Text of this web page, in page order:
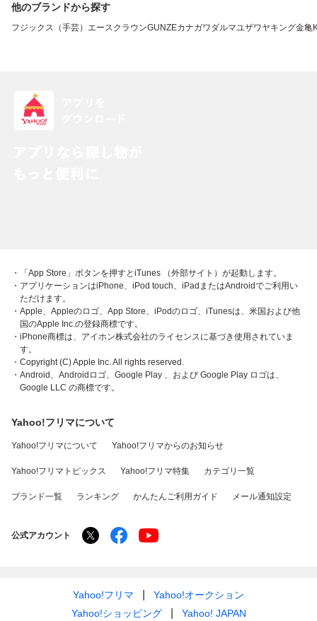
他のブランドから探す
フジックス（手芸） エースクラウンGUNZEカナガワダルマユザワヤキング金亀
・「App Store」ボタンを押すとiTunes （外部サイト）が起動します。
・アプリケーションはiPhone、iPod touch、iPadまたはAndroidでご利用い
ただけます。
・Apple、Appleのロゴ、App Store、iPodのロゴ、iTunesは、米国および他
国のApple Inc.の登録商標です。
・iPhone商標は、アイホン株式会社のライセンスに基づき使用されていま
す。
・Copyright (C) Apple Inc. All rights reserved.
・Android、Androidロゴ、Google Play 、および Google Play ロゴは、
Google LLC の商標です。
Yahoo!フリマについて
Yahoo!フリマについて Yahoo!フリマからのお知らせ
Yahoo!フリマトピックス Yahoo!フリマ特集 カテゴリ一覧
ブランド一覧 ランキング かんたんご利用ガイド メール通知設定
公式アカウント
Yahoo!フリマ
Yahoo!オークション
Yahoo!ショッピング
Yahoo! JAPAN